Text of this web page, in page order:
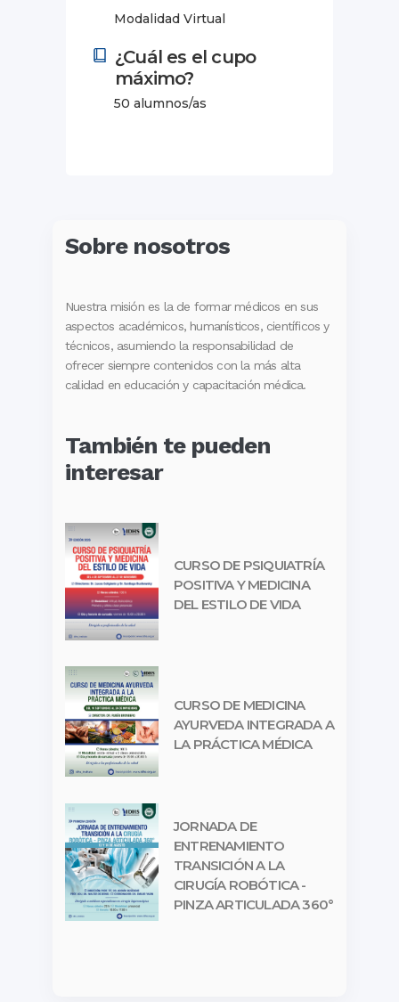
Modalidad Virtual
¿Cuál es el cupo
máximo?
50 alumnos/as
Sobre nosotros
Nuestra misión es la de formar médicos en sus
aspectos académicos, humanísticos, científicos y
técnicos, asumiendo la responsabilidad de
ofrecer siempre contenidos con la más alta
calidad en educación y capacitación médica.
También te pueden
interesar
CURSO DE PSIQUIATRÍA
POSITIVA Y MEDICINA
DEL ESTILO DE VIDA
CURSO DE MEDICINA
AYURVEDA INTEGRADA A
LA PRÁCTICA MÉDICA
JORNADA DE
ENTRENAMIENTO
TRANSICIÓN A LA
CIRUGÍA ROBÓTICA -
PINZA ARTICULADA 360°